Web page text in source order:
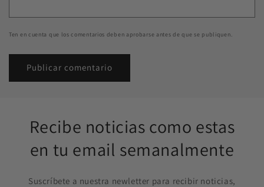
Ten en cuenta que los comentarios deben aprobarse antes de que se publiquen.
Recibe noticias como estas
en tu email semanalmente
Suscríbete a nuestra newletter para recibir noticias,